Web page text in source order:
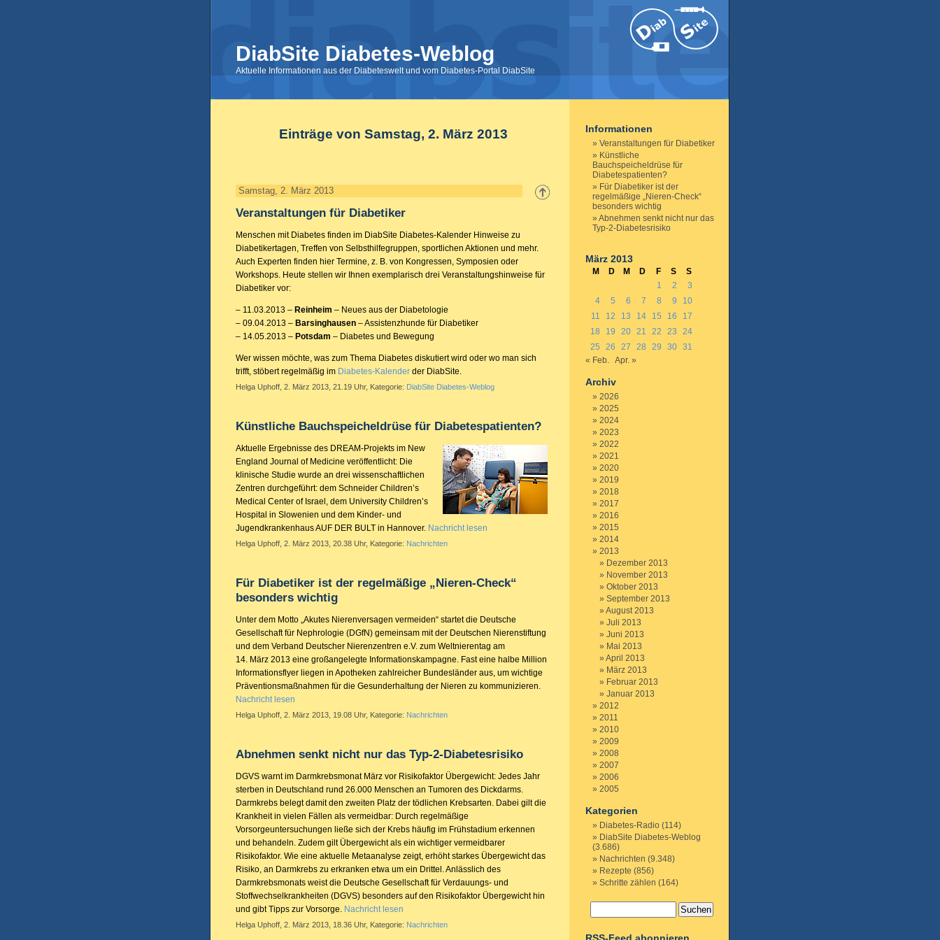
DiabSite Diabetes-Weblog
Aktuelle Informationen aus der Diabeteswelt und vom Diabetes-Portal DiabSite
Einträge von Samstag, 2. März 2013
Samstag, 2. März 2013
Veranstaltungen für Diabetiker
Menschen mit Diabetes finden im DiabSite Diabetes-Kalender Hinweise zu
Diabetikertagen, Treffen von Selbsthilfegruppen, sportlichen Aktionen und mehr.
Auch Experten finden hier Termine, z. B. von Kongressen, Symposien oder
Workshops. Heute stellen wir Ihnen exemplarisch drei Veranstaltungshinweise für
Diabetiker vor:
– 11.03.2013 – Reinheim – Neues aus der Diabetologie
– 09.04.2013 – Barsinghausen – Assistenzhunde für Diabetiker
– 14.05.2013 – Potsdam – Diabetes und Bewegung
Wer wissen möchte, was zum Thema Diabetes diskutiert wird oder wo man sich
trifft, stöbert regelmäßig im Diabetes-Kalender der DiabSite.
Helga Uphoff, 2. März 2013, 21.19 Uhr, Kategorie: DiabSite Diabetes-Weblog
Künstliche Bauchspeicheldrüse für Diabetespatienten?
Aktuelle Ergebnisse des DREAM-Projekts im New
England Journal of Medicine veröffentlicht: Die
klinische Studie wurde an drei wissenschaftlichen
Zentren durchgeführt: dem Schneider Children’s
Medical Center of Israel, dem University Children’s
Hospital in Slowenien und dem Kinder- und
Jugendkrankenhaus AUF DER BULT in Hannover. Nachricht lesen
Helga Uphoff, 2. März 2013, 20.38 Uhr, Kategorie: Nachrichten
Für Diabetiker ist der regelmäßige „Nieren-Check“
besonders wichtig
Unter dem Motto „Akutes Nierenversagen vermeiden“ startet die Deutsche
Gesellschaft für Nephrologie (DGfN) gemeinsam mit der Deutschen Nierenstiftung
und dem Verband Deutscher Nierenzentren e.V. zum Weltnierentag am
14. März 2013 eine großangelegte Informationskampagne. Fast eine halbe Million
Informationsflyer liegen in Apotheken zahlreicher Bundesländer aus, um wichtige
Präventionsmaßnahmen für die Gesunderhaltung der Nieren zu kommunizieren.
Nachricht lesen
Helga Uphoff, 2. März 2013, 19.08 Uhr, Kategorie: Nachrichten
Abnehmen senkt nicht nur das Typ-2-Diabetesrisiko
DGVS warnt im Darmkrebsmonat März vor Risikofaktor Übergewicht: Jedes Jahr
sterben in Deutschland rund 26.000 Menschen an Tumoren des Dickdarms.
Darmkrebs belegt damit den zweiten Platz der tödlichen Krebsarten. Dabei gilt die
Krankheit in vielen Fällen als vermeidbar: Durch regelmäßige
Vorsorgeuntersuchungen ließe sich der Krebs häufig im Frühstadium erkennen
und behandeln. Zudem gilt Übergewicht als ein wichtiger vermeidbarer
Risikofaktor. Wie eine aktuelle Metaanalyse zeigt, erhöht starkes Übergewicht das
Risiko, an Darmkrebs zu erkranken etwa um ein Drittel. Anlässlich des
Darmkrebsmonats weist die Deutsche Gesellschaft für Verdauungs- und
Stoffwechselkrankheiten (DGVS) besonders auf den Risikofaktor Übergewicht hin
und gibt Tipps zur Vorsorge. Nachricht lesen
Helga Uphoff, 2. März 2013, 18.36 Uhr, Kategorie: Nachrichten
Informationen
Veranstaltungen für Diabetiker
Künstliche
Bauchspeicheldrüse für
Diabetespatienten?
Für Diabetiker ist der
regelmäßige „Nieren-Check“
besonders wichtig
Abnehmen senkt nicht nur das
Typ-2-Diabetesrisiko
März 2013
M D M D F S
S
1
2
3
4
5 6 7 8 9
10
11
12 13 14 15 16
17
18
19 20 21 22 23
24
25
26 27 28 29 30 31
« Feb. Apr. »
Archiv
2026
2025
2024
2023
2022
2021
2020
2019
2018
2017
2016
2015
2014
2013
Dezember 2013
November 2013
Oktober 2013
September 2013
August 2013
Juli 2013
Juni 2013
Mai 2013
April 2013
März 2013
Februar 2013
Januar 2013
2012
2011
2010
2009
2008
2007
2006
2005
Kategorien
Diabetes-Radio (114)
DiabSite Diabetes-Weblog
(3.686)
Nachrichten (9.348)
Rezepte (856)
Schritte zählen (164)